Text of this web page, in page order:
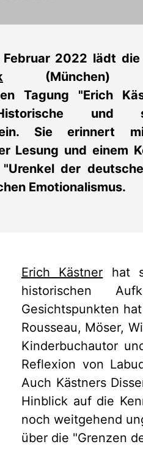
2022 lädt die
Tagung "Erich
und
ein. Sie erinnert
Lesung und einem
der
Emotionalismus.
Erich Kästner hat
historischen
Gesichtspunkten
Rousseau, Möser,
Kinderbuchautor
Reflexion von
Auch Kästners
Hinblick auf die
noch weitgehend
über die "Grenzen